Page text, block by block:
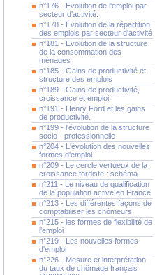
n°176 - Evolution de l'emploi par
secteur d'activité.
n°178 - Evolution de la répartition
des emplois par secteur d'activité
n°181 - Evolution de la structure
de la consommation des
ménages
n°185 - Gains de productivité et
structure des emplois
n°189 - Gains de productivité,
croissance et emploi.
n°191 - Henry Ford et les gains
de productivité.
n°199 - l'évolution de la structure
socio - professionnelle
n°204 - L'évolution des nouvelles
formes d'emploi
n°209 - Le cercle vertueux de la
croissance fordiste : schéma
n°211 - Le niveau de qualification
de la population active en France
n°213 - Les différentes façons de
comptabiliser les chômeurs
n°215 - les formes de flexibilité de
l'emploi
n°219 - Les nouvelles formes
d'emploi
n°226 - Mesure et interprétation
du taux de chômage français